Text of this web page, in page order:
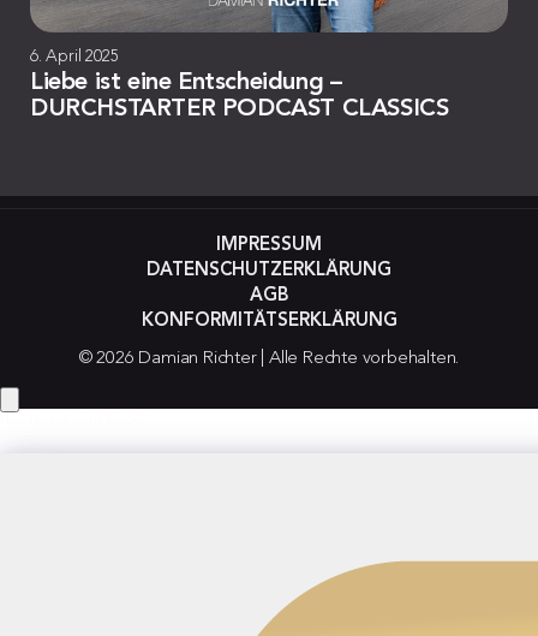
6. April 2025
Liebe ist eine Entscheidung –
DURCHSTARTER PODCAST CLASSICS
© 2026 Damian Richter | Alle Rechte vorbehalten.
IMPRESSUM
DATENSCHUTZERKLÄRUNG
AGB
KONFORMITÄTSERKLÄRUNG